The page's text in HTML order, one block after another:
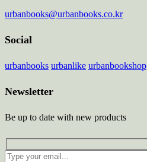
urbanbooks@urbanbooks.co.kr
Social
urbanbooks urbanlike urbanbookshop
Newsletter
Be up to date with new products